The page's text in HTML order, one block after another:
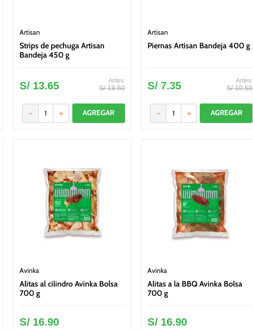
Artisan
Strips de pechuga Artisan
Bandeja 450 g
S/ 19.50
S/ 13.65
＋
－
Artisan
Piernas Artisan Bandeja 400 g
S/ 10.50
S/ 7.35
＋
－
Avinka
Alitas al cilindro Avinka Bolsa
700 g
S/ 16.90
Avinka
Alitas a la BBQ Avinka Bolsa
700 g
S/ 16.90